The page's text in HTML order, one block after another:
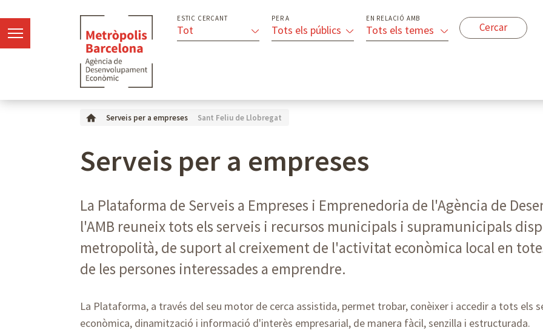
ESTIC CERCANT
Tot
PER A
Tots els públics
EN RELACIÓ AMB
Tots els temes
Serveis per a empreses Sant Feliu de Llobregat
Serveis per a empreses
La Plataforma de Serveis a Empreses i Emprenedoria de l'Agència de
l'AMB reuneix tots els serveis i recursos municipals i supramunicipals
metropolità, de suport al creixement de l'activitat econòmica local en
de les persones interessades a emprendre.
La Plataforma, a través del seu motor de cerca assistida, permet trobar, conèixer i accedir a tots els
econòmica, dinamització i informació d'interès empresarial, de manera fàcil, senzilla i estructurada.